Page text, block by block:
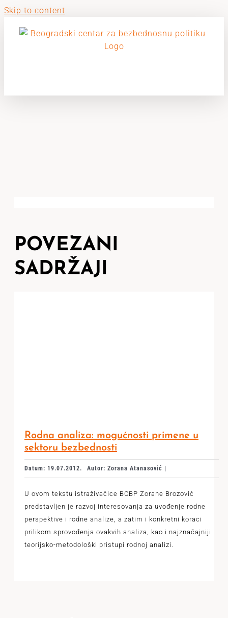
Skip to content
POVEZANI
SADRŽAJI
Rodna analiza: mogućnosti primene u
sektoru bezbednosti
Datum: 19.07.2012. Autor: Zorana Atanasović |
U ovom tekstu istraživačice BCBP Zorane Brozović
predstavljen je razvoj interesovanja za uvođenje rodne
perspektive i rodne analize, a zatim i konkretni koraci
prilikom sprovođenja ovakvih analiza, kao i najznačajniji
teorijsko-metodološki pristupi rodnoj analizi.